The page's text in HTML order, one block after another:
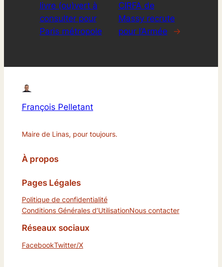
livre (ou)vert à
consulter pour
Paris métropole
CIRFA de
Massy recrute
pour l’Armée
→
François Pelletant
Maire de Linas, pour toujours.
À propos
Pages Légales
Politique de confidentialité
Conditions Générales d’UtilisationNous contacter
Réseaux sociaux
FacebookTwitter/X